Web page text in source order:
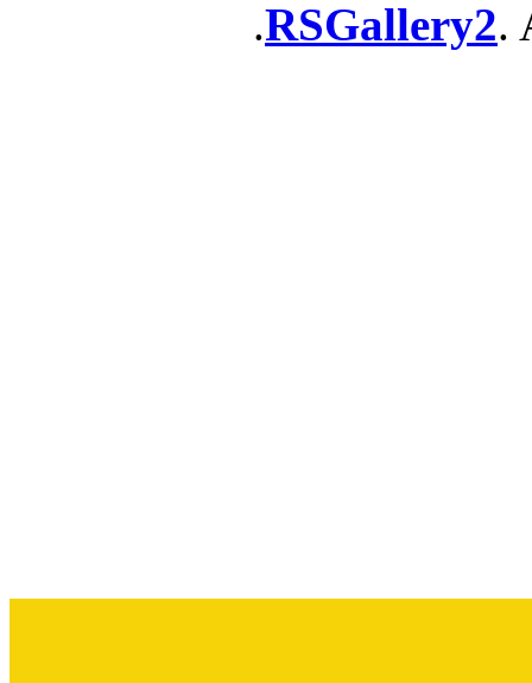
RSGallery2.